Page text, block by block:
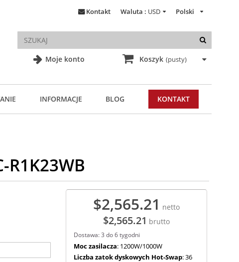
Moje konto
Polski
Waluta : USD
Kontakt
Koszyk (pusty)
INFORMACJE BLOG KONTAKT
R1K23WB
$2,565.21 netto
$2,565.21 brutto
Dostawa: 3 do 6 tygodni
Moc zasilacza: 1200W/1000W
Liczba zatok dyskowych Hot-Swap: 36